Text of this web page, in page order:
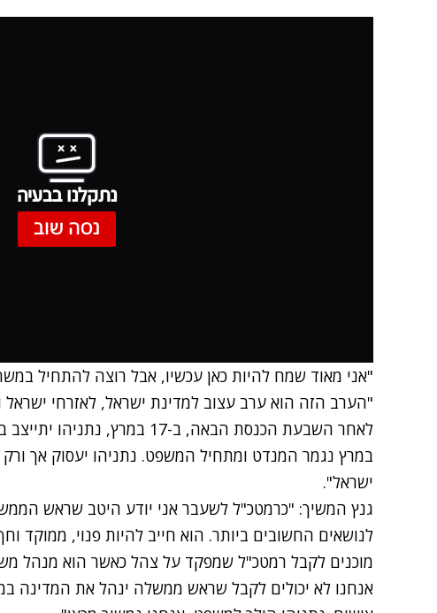
נתקלנו בבעיה
נסה שוב
"אני מאוד שמח להיות כאן עכשיו, אבל רוצה להתחיל
"הערב הזה הוא ערב עצוב למדינת ישראל, לאזרחי ישראל
במרץ נגמר המנדט ומתחיל המשפט. נתניהו יעסוק אך ורק
ישראל".
גנץ המשיך: "כרמטכ"ל לשעבר אני יודע היטב שראש
לנושאים החשובים ביותר. הוא חייב להיות פנוי, ממוקד
מוכנים לקבל רמטכ"ל שמפקד על צהל כאשר הוא מנהל
אנחנו לא יכולים לקבל שראש ממשלה ינהל את המדינה